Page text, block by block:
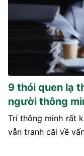
9 thói quen lạ
người thông
Trí thông minh rất
vẫn tranh cãi về